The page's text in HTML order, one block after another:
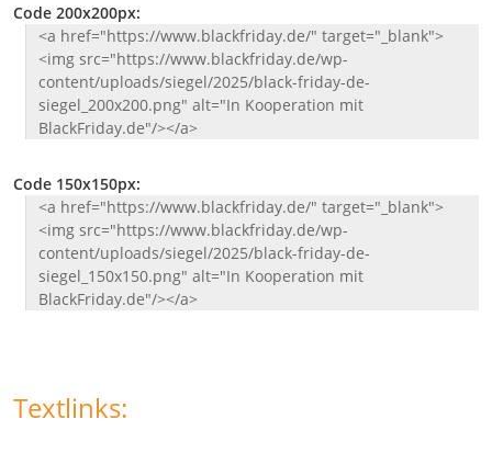
Code 200x200px:
<a href="https://www.blackfriday.de/" target="_blank">
<img src="https://www.blackfriday.de/wp-
content/uploads/siegel/2025/black-friday-de-
siegel_200x200.png" alt="In Kooperation mit
BlackFriday.de"/></a>
Code 150x150px:
<a href="https://www.blackfriday.de/" target="_blank">
<img src="https://www.blackfriday.de/wp-
content/uploads/siegel/2025/black-friday-de-
siegel_150x150.png" alt="In Kooperation mit
BlackFriday.de"/></a>
Textlinks: